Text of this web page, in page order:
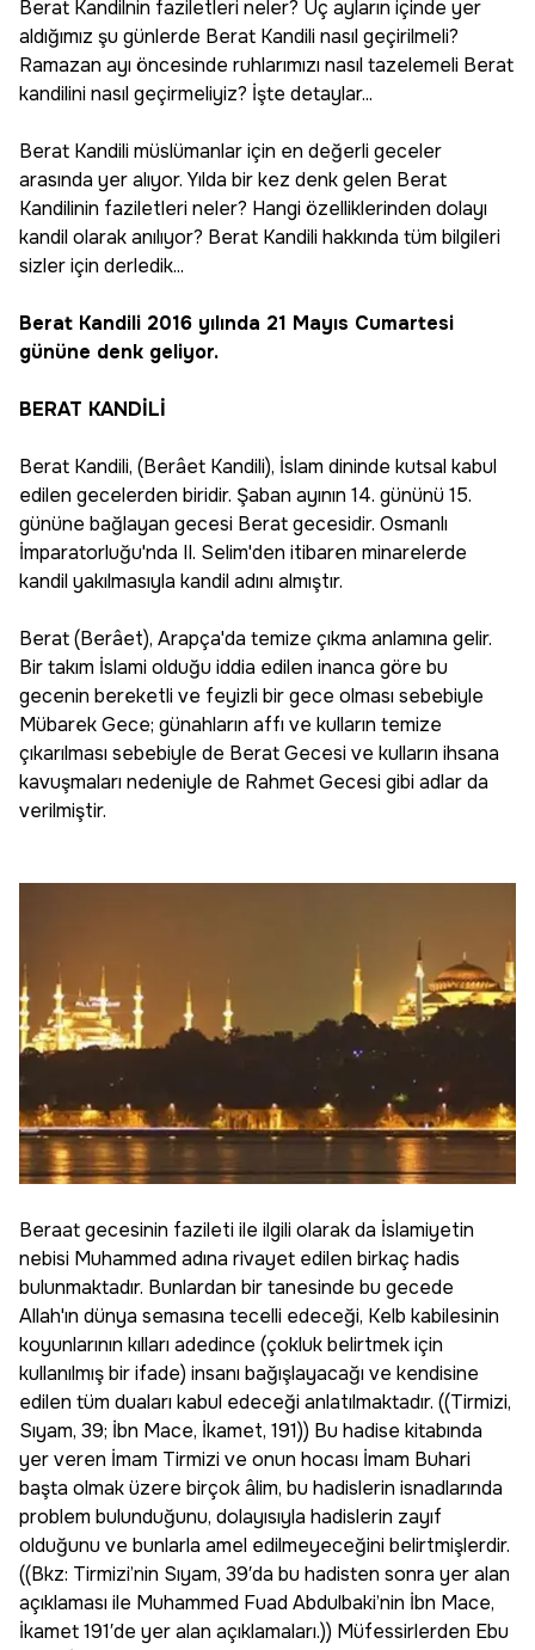
Berat Kandilnin faziletleri neler? Üç ayların içinde yer
aldığımız şu günlerde Berat Kandili nasıl geçirilmeli?
Ramazan ayı öncesinde ruhlarımızı nasıl tazelemeli Berat
kandilini nasıl geçirmeliyiz? İşte detaylar...
Berat Kandili müslümanlar için en değerli geceler
arasında yer alıyor. Yılda bir kez denk gelen Berat
Kandilinin faziletleri neler? Hangi özelliklerinden dolayı
kandil olarak anılıyor? Berat Kandili hakkında tüm bilgileri
sizler için derledik...
Berat Kandili 2016 yılında 21 Mayıs Cumartesi
gününe denk geliyor.
BERAT KANDİLİ
Berat Kandili, (Berâet Kandili), İslam dininde kutsal kabul
edilen gecelerden biridir. Şaban ayının 14. gününü 15.
gününe bağlayan gecesi Berat gecesidir. Osmanlı
İmparatorluğu'nda II. Selim'den itibaren minarelerde
kandil yakılmasıyla kandil adını almıştır.
Berat (Berâet), Arapça'da temize çıkma anlamına gelir.
Bir takım İslami olduğu iddia edilen inanca göre bu
gecenin bereketli ve feyizli bir gece olması sebebiyle
Mübarek Gece; günahların affı ve kulların temize
çıkarılması sebebiyle de Berat Gecesi ve kulların ihsana
kavuşmaları nedeniyle de Rahmet Gecesi gibi adlar da
verilmiştir.
Beraat gecesinin fazileti ile ilgili olarak da İslamiyetin
nebisi Muhammed adına rivayet edilen birkaç hadis
bulunmaktadır. Bunlardan bir tanesinde bu gecede
Allah'ın dünya semasına tecelli edeceği, Kelb kabilesinin
koyunlarının kılları adedince (çokluk belirtmek için
kullanılmış bir ifade) insanı bağışlayacağı ve kendisine
edilen tüm duaları kabul edeceği anlatılmaktadır. ((Tirmizi,
Sıyam, 39; İbn Mace, İkamet, 191)) Bu hadise kitabında
yer veren İmam Tirmizi ve onun hocası İmam Buhari
başta olmak üzere birçok âlim, bu hadislerin isnadlarında
problem bulunduğunu, dolayısıyla hadislerin zayıf
olduğunu ve bunlarla amel edilmeyeceğini belirtmişlerdir.
((Bkz: Tirmizi’nin Sıyam, 39′da bu hadisten sonra yer alan
açıklaması ile Muhammed Fuad Abdulbaki’nin İbn Mace,
İkamet 191′de yer alan açıklamaları.)) Müfessirlerden Ebu